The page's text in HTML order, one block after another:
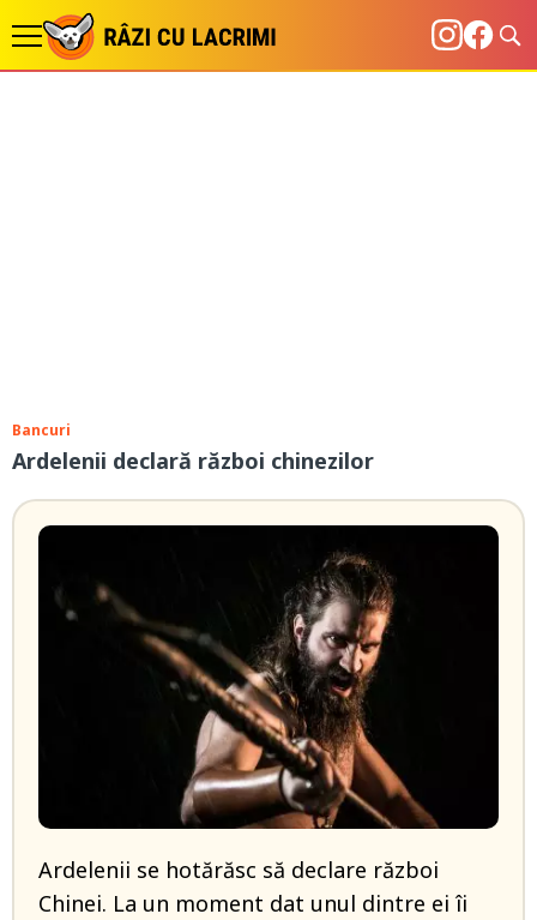
Bancuri
Ardelenii declară război chinezilor
Ardelenii se hotărăsc să declare război
Chinei. La un moment dat unul dintre ei îi